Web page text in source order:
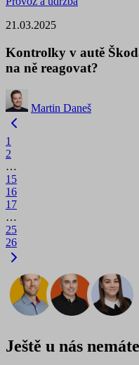
21.03.2025
Kontrolky v autě
na ně reagovat?
Martin Daneš
1
2
…
15
16
17
…
25
26
Ještě u nás